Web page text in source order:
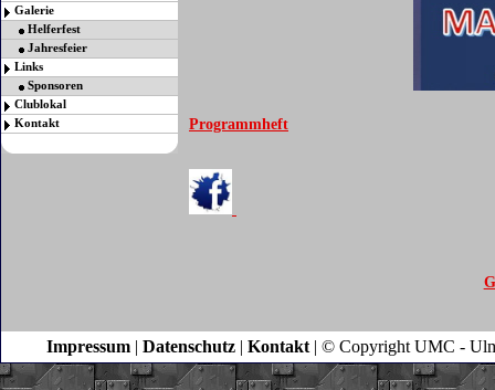
Galerie
Helferfest
Jahresfeier
Links
Sponsoren
Clublokal
Kontakt
Programmheft
Impressum | Datenschutz | Kontakt | © Copyright UMC -